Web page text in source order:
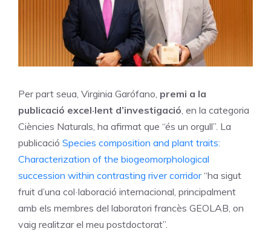
Per part seua, Virginia Garófano, premi a la
publicació excel·lent d’investigació , en la categoria
Ciències Naturals, ha afirmat que “és un orgull”. La
publicació Species composition and plant traits:
Characterization of the biogeomorphological
succession within contrasting river corridor“ha sigut
fruit d’una col·laboració internacional, principalment
amb els membres del laboratori francès GEOLAB, on
vaig realitzar el meu postdoctorat”.